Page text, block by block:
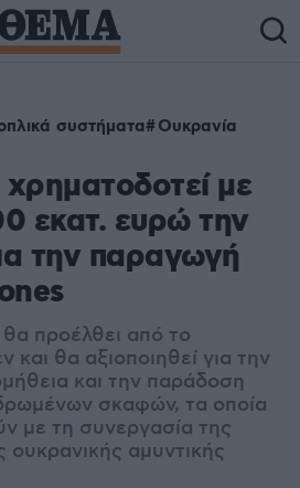
συστήματα Ουκρανία
με
εκατ. ευρώ την
την παραγωγή
προέλθει από το
θα αξιοποιηθεί για την
και την παράδοση
σκαφών, τα οποία
με τη συνεργασία της
ουκρανικής αμυντικής